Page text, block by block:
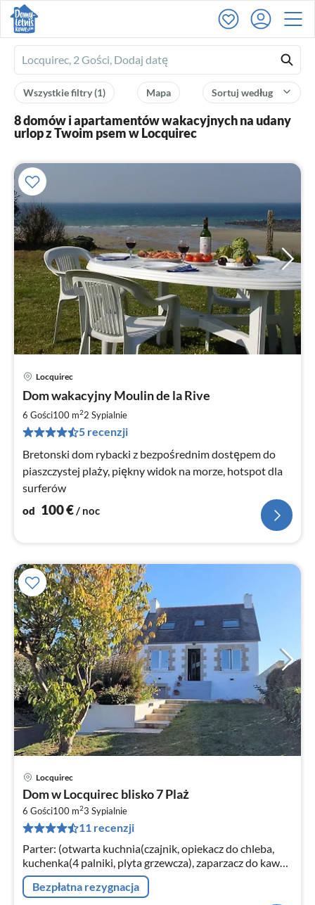
Ferienhausmiete
logo
Sortuj według
Mapa
Wszystkie filtry(1)
8 domów i apartamentów wakacyjnych na udany
urlop z Twoim psem w Locquirec
Locquirec
Dom wakacyjny Moulin de la Rive
6 Gości100 m22 Sypialnie
5 recenzji
Bretonski dom rybacki z bezpośrednim dostępem do
piaszczystej plaży, piękny widok na morze, hotspot dla
surferów
od 100€/ noc
Locquirec
Dom w Locquirec blisko 7 Plaż
6 Gości100 m23 Sypialnie
11 recenzji
Parter: (otwarta kuchnia(czajnik, opiekacz do chleba,
kuchenka(4 palniki, plyta grzewcza), zaparzacz do kawy,
piekarnik, kuchenka mikrofalowa, zmywarka do naczyń,
lodówka, zamrażar...
Bezpłatna rezygnacja